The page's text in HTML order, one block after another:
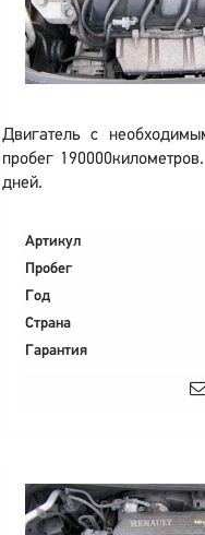
Двигатель с
пробег
дней.
Артикул
Пробег
Год
Страна
Гарантия